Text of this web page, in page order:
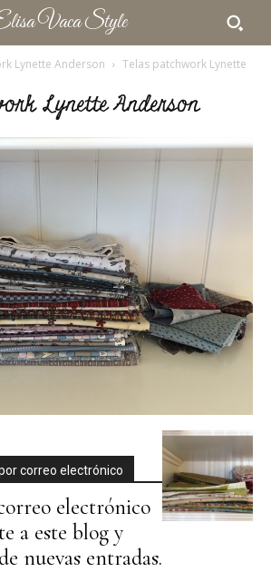
Vaca Style
Lynette Anderson
Telas patchwork Lynette
Lynette Anderson
correo electrónico
electrónico
a este blog y
nuevas entradas.